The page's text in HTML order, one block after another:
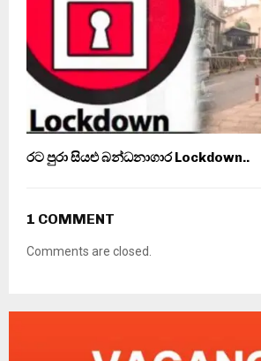
රට පුරා සියළු බන්ධනාගාර Lockdown..
1 COMMENT
Comments are closed.